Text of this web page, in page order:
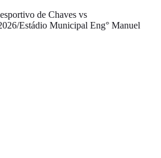
de Chaves vs
/Estádio Municipal Eng° Manuel